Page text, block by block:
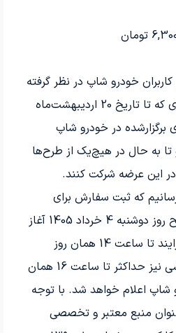
خودرو شاپ در نظر گرفته
شده است. بنابراین، افرادی که تا تاریخ 20 اردیبهشت‌ماه
برگزارشده در خودرو شاپ
تا به حال در هیچ‌یک از طرح‌ها
در این عرضه شرکت کنند.
که ثبت سفارش برای
خودروها از ساعت 10 صبح روز دوشنبه 4 خرداد 1405 آغاز
خواهد شد و ادامه این فرایند تا ساعت 14 همان روز
خواهد بود. نتایج قرعه‌کشی نیز حداکثر تا ساعت 16 همان
شاپ اعلام خواهد شد. با توجه
منبع معتبر و تخصصی